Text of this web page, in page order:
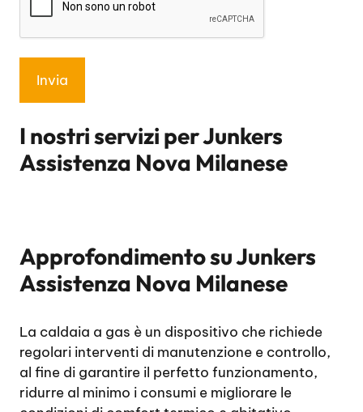
I nostri servizi perJunkers
Assistenza Nova Milanese
Approfondimento suJunkers
Assistenza Nova Milanese
La caldaia a gas è un dispositivo che richiede
regolari interventi di manutenzione e controllo,
al fine di garantire il perfetto funzionamento,
ridurre al minimo i consumi e migliorare le